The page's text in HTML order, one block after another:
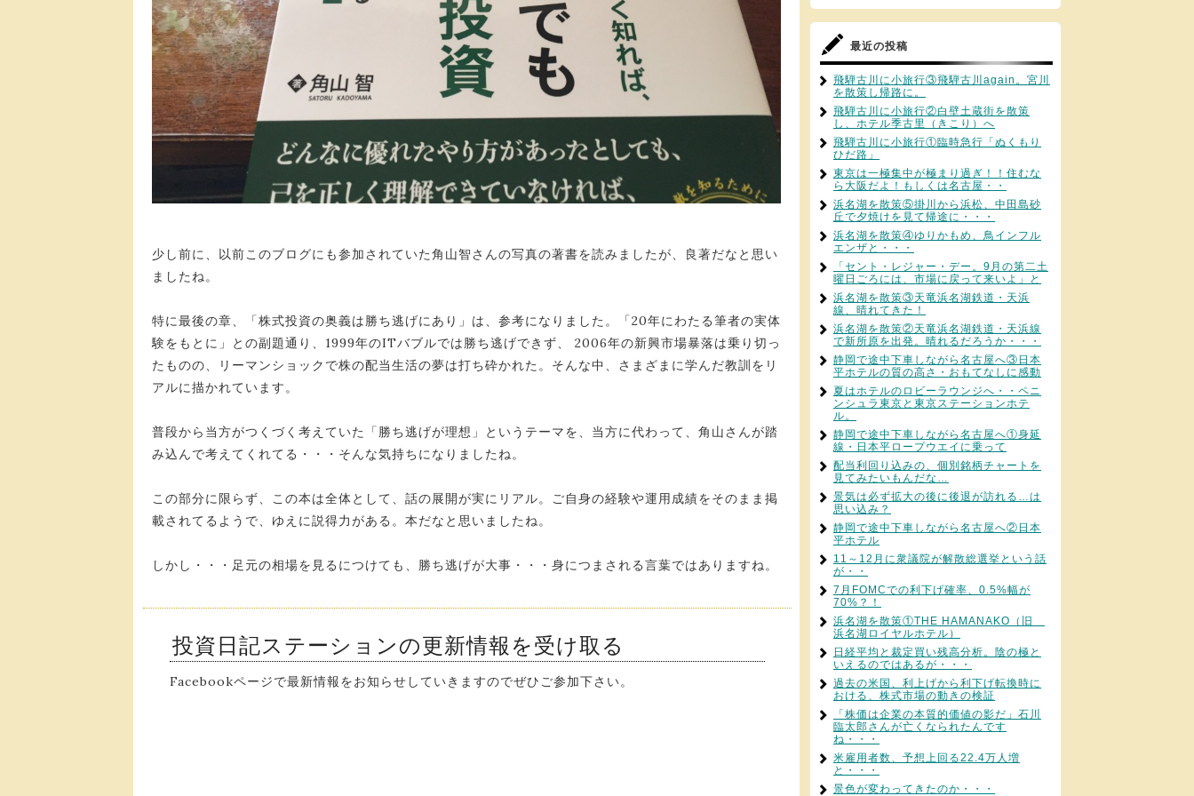
少し前に、以前このブログにも参加されていた角山智さんの写真の著書を読みましたが、良著だなと思い
ましたね。
特に最後の章、「株式投資の奥義は勝ち逃げにあり」は、参考になりました。「20年にわたる筆者の実体
験をもとに」との副題通り、1999年のITバブルでは勝ち逃げできず、 2006年の新興市場暴落は乗り切っ
たものの、リーマンショックで株の配当生活の夢は打ち砕かれた。そんな中、さまざまに学んだ教訓をリ
アルに描かれています。
普段から当方がつくづく考えていた「勝ち逃げが理想」というテーマを、当方に代わって、角山さんが踏
み込んで考えてくれてる・・・そんな気持ちになりましたね。
この部分に限らず、この本は全体として、話の展開が実にリアル。ご自身の経験や運用成績をそのまま掲
載されてるようで、ゆえに説得力がある。本だなと思いましたね。
しかし・・・足元の相場を見るにつけても、勝ち逃げが大事・・・身につまされる言葉ではありますね。
投資日記ステーションの更新情報を受け取る
Facebookページで最新情報をお知らせしていきますのでぜひご参加下さい。
最近の投稿
飛騨古川に小旅行③飛騨古川again。宮川
を散策し帰路に。
飛騨古川に小旅行②白壁土蔵街を散策
し、ホテル季古里（きこり）へ
飛騨古川に小旅行①臨時急行「ぬくもり
ひだ路」
東京は一極集中が極まり過ぎ！！住むな
ら大阪だよ！もしくは名古屋・・
浜名湖を散策⑤掛川から浜松、中田島砂
丘で夕焼けを見て帰途に・・・
浜名湖を散策④ゆりかもめ、鳥インフル
エンザと・・・
「セント・レジャー・デー。9月の第二土
曜日ごろには、市場に戻って来いよ」と
浜名湖を散策③天竜浜名湖鉄道・天浜
線、晴れてきた！
浜名湖を散策②天竜浜名湖鉄道・天浜線
で新所原を出発。晴れるだろうか・・・
静岡で途中下車しながら名古屋へ③日本
平ホテルの質の高さ・おもてなしに感動
夏はホテルのロビーラウンジへ・・ペニ
ンシュラ東京と東京ステーションホテ
ル。
静岡で途中下車しながら名古屋へ①身延
線・日本平ロープウエイに乗って
配当利回り込みの、個別銘柄チャートを
見てみたいもんだな…
景気は必ず拡大の後に後退が訪れる…は
思い込み？
静岡で途中下車しながら名古屋へ②日本
平ホテル
11～12月に衆議院が解散総選挙という話
が・・
7月FOMCでの利下げ確率、0.5%幅が
70%？！
浜名湖を散策①THE HAMANAKO（旧
浜名湖ロイヤルホテル）
日経平均と裁定買い残高分析。陰の極と
いえるのではあるが・・・
過去の米国、利上げから利下げ転換時に
おける、株式市場の動きの検証
「株価は企業の本質的価値の影だ」石川
臨太郎さんが亡くなられたんです
ね・・・
米雇用者数、予想上回る22.4万人増
と・・・
景色が変わってきたのか・・・